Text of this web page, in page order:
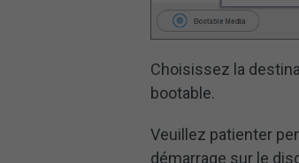
Choisissez la
bootable.
Veuillez patienter
démarrage sur le